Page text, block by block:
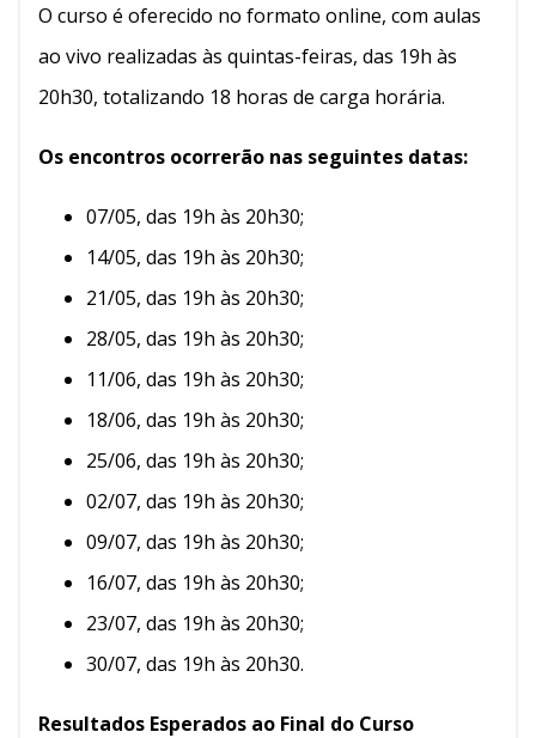
O curso é oferecido no formato online, com aulas
ao vivo realizadas às quintas-feiras, das 19h às
20h30, totalizando 18 horas de carga horária.
Os encontros ocorrerão nas seguintes datas:
07/05, das 19h às 20h30;
14/05, das 19h às 20h30;
21/05, das 19h às 20h30;
28/05, das 19h às 20h30;
11/06, das 19h às 20h30;
18/06, das 19h às 20h30;
25/06, das 19h às 20h30;
02/07, das 19h às 20h30;
09/07, das 19h às 20h30;
16/07, das 19h às 20h30;
23/07, das 19h às 20h30;
30/07, das 19h às 20h30.
Resultados Esperados ao Final do Curso